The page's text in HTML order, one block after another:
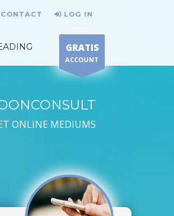
CONTACT LOG IN
GRATIS
ACCOUNT
ONLINE MEDIUMS